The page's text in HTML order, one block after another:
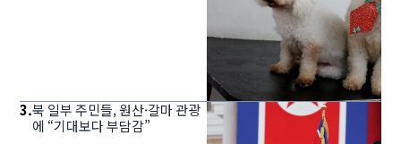
3.북 일부 주민들, 원산·갈마 관광
에 “기대보다 부담감”